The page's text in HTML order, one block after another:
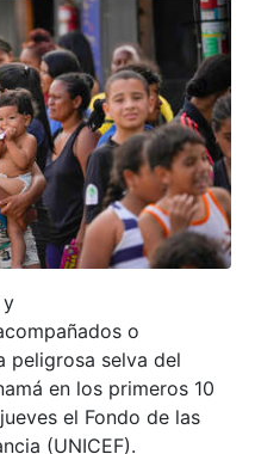
y
o
peligrosa selva del
en los primeros 10
el Fondo de las
(UNICEF).